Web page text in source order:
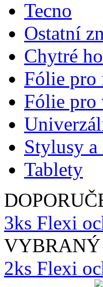
Tecno
Ostatní
Chytré
Fólie pro
Fólie pro
Stylusy a
Tablety
3ks Flexi
2ks Flexi